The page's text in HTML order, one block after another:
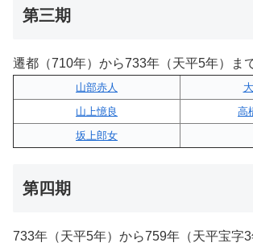
第三期
遷都（710年）から733年（天平5年）ま
山部赤人
山上憶良
高
坂上郎女
第四期
733年（天平5年）から759年（天平宝字